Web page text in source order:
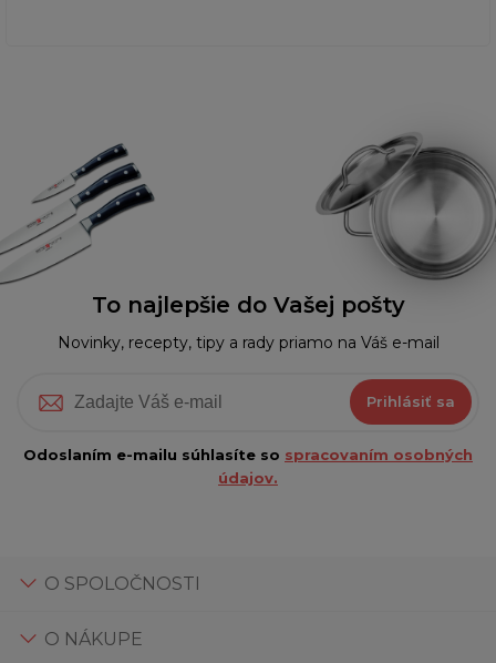
To najlepšie do Vašej pošty
Novinky, recepty, tipy a rady priamo na Váš e-mail
Prihlásiť sa
Odoslaním e-mailu súhlasíte so spracovaním osobných
údajov.
O SPOLOČNOSTI
O NÁKUPE